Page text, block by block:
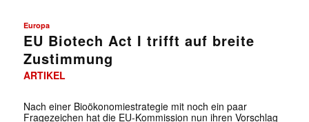
Europa
EU Biotech Act I trifft auf breite
Zustimmung
ARTIKEL
Nach einer Bioökonomiestrategie mit noch ein paar
Fragezeichen hat die EU-Kommission nun ihren Vorschlag